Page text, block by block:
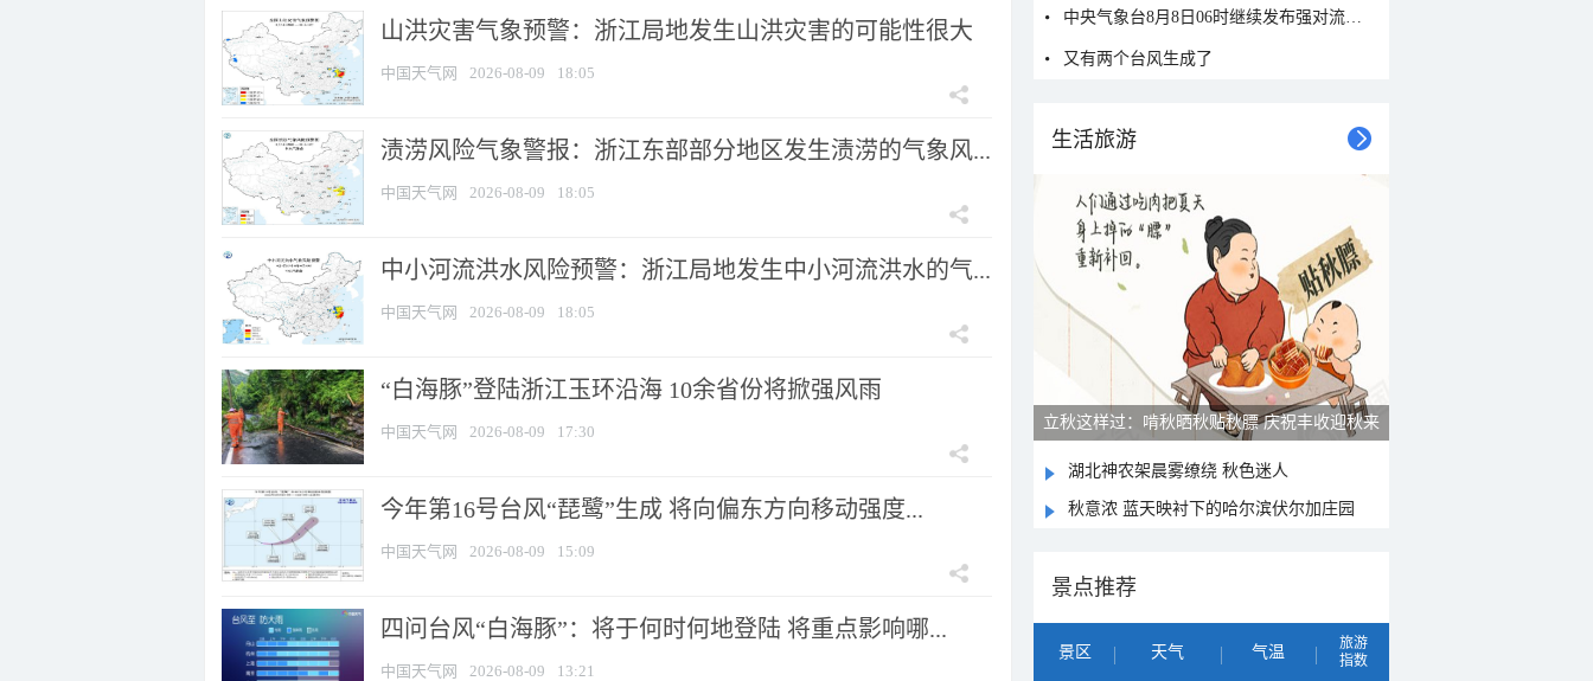
山洪灾害气象预警：浙江局地发生山洪灾害的可能性很大
中国天气网 2026-08-09 18:05
渍涝风险气象警报：浙江东部部分地区发生渍涝的气象风...
中国天气网 2026-08-09 18:05
中小河流洪水风险预警：浙江局地发生中小河流洪水的气...
中国天气网 2026-08-09 18:05
“白海豚”登陆浙江玉环沿海 10余省份将掀强风雨
中国天气网 2026-08-09 17:30
今年第16号台风“琵鹭”生成 将向偏东方向移动强度...
中国天气网 2026-08-09 15:09
四问台风“白海豚”：将于何时何地登陆 将重点影响哪...
中国天气网 2026-08-09 13:21
中央气象台8月8日06时继续发布强对流天气蓝色预警
又有两个台风生成了
生活旅游
雨后峨眉沟壑尽显 金顶显真容
湖北神农架晨雾缭绕 秋色迷人
秋意浓 蓝天映衬下的哈尔滨伏尔加庄园
景点推荐
景区 天气 气温
旅游
指数